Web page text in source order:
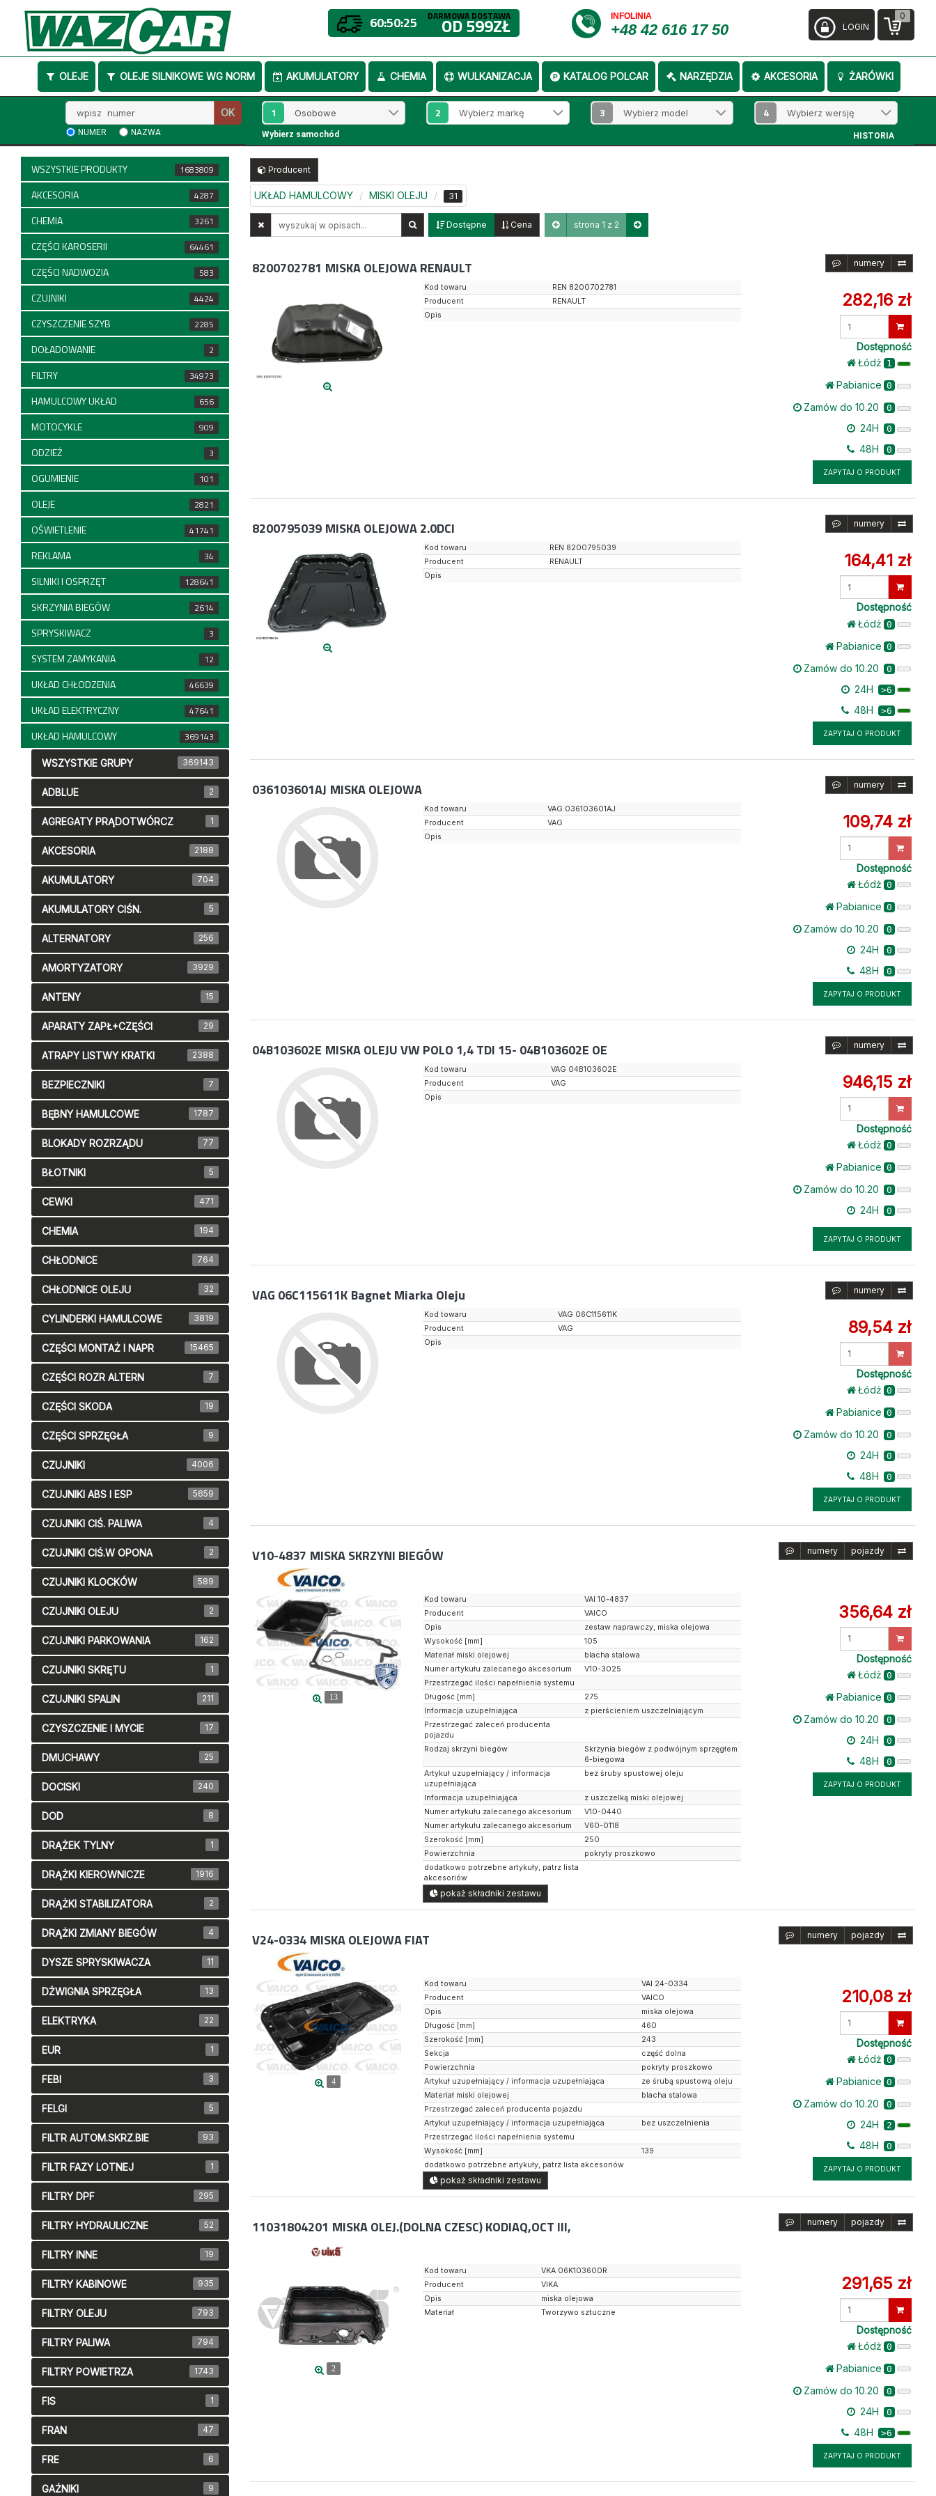
60:50:24 DARMOWA DOSTAWA
OD 599ZŁ INFOLINIA
+48 42 616 17 50
OLEJE OLEJE SILNIKOWE WG NORM AKUMULATORY CHEMIA WULKANIZACJA KATALOG POLCAR NARZĘDZIA AKCESORIA ŻARÓWKI
0
LOGIN
numer
OK
NUMER NAZWA
1 2 3 4
Wybierz samochód HISTORIA
Producent
UKŁAD HAMULCOWY MISKI OLEJU 31
Dostępne Cena strona 1 z 2
8200702781 MISKA OLEJOWA RENAULT numery
282,16 zł
Dostępność
Łódż 1
Pabianice 0
Zamów do 10.20 0
24H 0
48H 0
ZAPYTAJ O PRODUKT
Kod towaru
REN 8200702781
Producent
RENAULT
Opis
8200795039 MISKA OLEJOWA 2.0DCI numery
164,41 zł
Dostępność
Łódż 0
Pabianice 0
Zamów do 10.20 0
24H >6
48H >6
ZAPYTAJ O PRODUKT
Kod towaru
REN 8200795039
Producent
RENAULT
Opis
036103601AJ MISKA OLEJOWA numery
109,74 zł
Wprowadź
Dostępność
Łódż 0
Pabianice 0
Zamów do 10.20 0
24H 0
48H 0
ZAPYTAJ O PRODUKT
Kod towaru
VAG 036103601AJ
Producent
VAG
Opis
04B103602E MISKA OLEJU VW POLO 1,4 TDI 15- 04B103602E OE numery
946,15 zł
Wprowadź
Dostępność
Łódż 0
Pabianice 0
Zamów do 10.20 0
24H 0
ZAPYTAJ O PRODUKT
Kod towaru
VAG 04B103602E
Producent
VAG
Opis
VAG 06C115611K Bagnet Miarka Oleju numery
89,54 zł
Wprowadź
Dostępność
Łódż 0
Pabianice 0
Zamów do 10.20 0
24H 0
48H 0
ZAPYTAJ O PRODUKT
Kod towaru
VAG 06C115611K
Producent
VAG
Opis
V10-4837 MISKA SKRZYNI BIEGÓW numery pojazdy
13
356,64 zł
Wprowadź
Dostępność
Łódż 0
Pabianice 0
Zamów do 10.20 0
24H 0
48H 0
ZAPYTAJ O PRODUKT
Kod towaru
VAI 10-4837
Producent
VAICO
Opis
zestaw naprawczy, miska olejowa
Wysokość [mm]
105
Materiał miski olejowej
blacha stalowa
Numer artykułu zalecanego akcesorium
V10-3025
Przestrzegać ilości napełnienia systemu
Długość [mm]
275
Informacja uzupełniająca
z pierścieniem uszczelniającym
Przestrzegać zaleceń producenta
pojazdu
Rodzaj skrzyni biegów
Skrzynia biegów z podwójnym sprzęgłem
6-biegowa
Artykuł uzupełniający / informacja
uzupełniająca
bez śruby spustowej oleju
Informacja uzupełniająca
z uszczelką miski olejowej
Numer artykułu zalecanego akcesorium
V10-0440
Numer artykułu zalecanego akcesorium
V60-0118
Szerokość [mm]
250
Powierzchnia
pokryty proszkowo
dodatkowo potrzebne artykuły, patrz lista
akcesoriów
pokaż składniki zestawu
V24-0334 MISKA OLEJOWA FIAT numery pojazdy
4
210,08 zł
Wprowadź
Dostępność
Łódż 0
Pabianice 0
Zamów do 10.20 0
24H 2
48H 0
ZAPYTAJ O PRODUKT
Kod towaru
VAI 24-0334
Producent
VAICO
Opis
miska olejowa
Długość [mm]
460
Szerokość [mm]
243
Sekcja
część dolna
Powierzchnia
pokryty proszkowo
Artykuł uzupełniający / informacja uzupełniająca
ze śrubą spustową oleju
Materiał miski olejowej
blacha stalowa
Przestrzegać zaleceń producenta pojazdu
Artykuł uzupełniający / informacja uzupełniająca
bez uszczelnienia
Przestrzegać ilości napełnienia systemu
Wysokość [mm]
139
dodatkowo potrzebne artykuły, patrz lista akcesoriów
pokaż składniki zestawu
11031804201 MISKA OLEJ.(DOLNA CZESC) KODIAQ,OCT III, numery pojazdy
2
291,65 zł
Wprowadź
Dostępność
Łódż 0
Pabianice 0
Zamów do 10.20 0
24H 0
48H >6
ZAPYTAJ O PRODUKT
Kod towaru
VKA 06K103600R
Producent
VIKA
Opis
miska olejowa
Materiał
Tworzywo sztuczne
WSZYSTKIE PRODUKTY 1683809
AKCESORIA 4287
CHEMIA 3261
CZĘŚCI KAROSERII 64461
CZĘŚCI NADWOZIA 583
CZUJNIKI 4424
CZYSZCZENIE SZYB 2285
DOŁADOWANIE 2
FILTRY 34973
HAMULCOWY UKŁAD 656
MOTOCYKLE 909
ODZIEŻ 3
OGUMIENIE 101
OLEJE 2821
OŚWIETLENIE 41741
REKLAMA 34
SILNIKI I OSPRZĘT 128641
SKRZYNIA BIEGÓW 2614
SPRYSKIWACZ 3
SYSTEM ZAMYKANIA 12
UKŁAD CHŁODZENIA 46639
UKŁAD ELEKTRYCZNY 47641
UKŁAD HAMULCOWY 369143
WSZYSTKIE GRUPY 369143
ADBLUE 2
AGREGATY PRĄDOTWÓRCZ 1
AKCESORIA 2188
AKUMULATORY 704
AKUMULATORY CIŚN. 5
ALTERNATORY 256
AMORTYZATORY 3929
ANTENY 15
APARATY ZAPŁ+CZĘŚCI 29
ATRAPY LISTWY KRATKI 2388
BEZPIECZNIKI 7
BĘBNY HAMULCOWE 1787
BLOKADY ROZRZĄDU 77
BŁOTNIKI 5
CEWKI 471
CHEMIA 194
CHŁODNICE 764
CHŁODNICE OLEJU 32
CYLINDERKI HAMULCOWE 3819
CZĘŚCI MONTAŻ I NAPR 15465
CZĘŚCI ROZR ALTERN 7
CZĘŚCI SKODA 19
CZĘŚCI SPRZĘGŁA 9
CZUJNIKI 4006
CZUJNIKI ABS I ESP 5659
CZUJNIKI CIŚ. PALIWA 4
CZUJNIKI CIŚ.W OPONA 2
CZUJNIKI KLOCKÓW 589
CZUJNIKI OLEJU 2
CZUJNIKI PARKOWANIA 162
CZUJNIKI SKRĘTU 1
CZUJNIKI SPALIN 211
CZYSZCZENIE I MYCIE 17
DMUCHAWY 25
DOCISKI 240
DOD 8
DRĄŻEK TYLNY 1
DRĄŻKI KIEROWNICZE 1916
DRĄŻKI STABILIZATORA 2
DRĄŻKI ZMIANY BIEGÓW 4
DYSZE SPRYSKIWACZA 11
DŻWIGNIA SPRZĘGŁA 13
ELEKTRYKA 22
EUR 1
FEBI 3
FELGI 5
FILTR AUTOM.SKRZ.BIE 93
FILTR FAZY LOTNEJ 1
FILTRY DPF 295
FILTRY HYDRAULICZNE 52
FILTRY INNE 19
FILTRY KABINOWE 935
FILTRY OLEJU 793
FILTRY PALIWA 794
FILTRY POWIETRZA 1743
FIS 1
FRAN 47
FRE 6
GAŹNIKI 9